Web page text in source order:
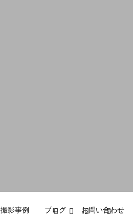
撮影事例 ブログ お問い合わせ